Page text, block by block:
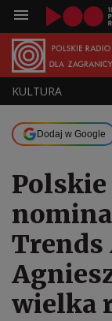
KULTURA
Dodaj w Google
Polskie
Trends
wielka